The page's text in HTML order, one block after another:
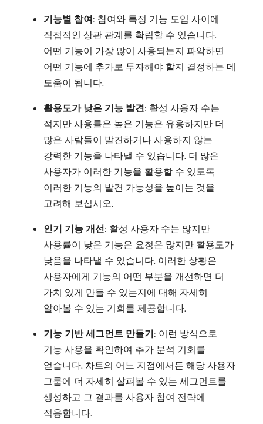
기능별 참여: 참여와 특정 기능 도입 사이에
직접적인 상관 관계를 확립할 수 있습니다.
어떤 기능이 가장 많이 사용되는지 파악하면
어떤 기능에 추가로 투자해야 할지 결정하는 데
도움이 됩니다.
활용도가 낮은 기능 발견: 활성 사용자 수는
적지만 사용률은 높은 기능은 유용하지만 더
많은 사람들이 발견하거나 사용하지 않는
강력한 기능을 나타낼 수 있습니다. 더 많은
사용자가 이러한 기능을 활용할 수 있도록
이러한 기능의 발견 가능성을 높이는 것을
고려해 보십시오.
인기 기능 개선: 활성 사용자 수는 많지만
사용률이 낮은 기능은 요청은 많지만 활용도가
낮음을 나타낼 수 있습니다. 이러한 상황은
사용자에게 기능의 어떤 부분을 개선하면 더
가치 있게 만들 수 있는지에 대해 자세히
알아볼 수 있는 기회를 제공합니다.
기능 기반 세그먼트 만들기: 이런 방식으로
기능 사용을 확인하여 추가 분석 기회를
얻습니다. 차트의 어느 지점에서든 해당 사용자
그룹에 더 자세히 살펴볼 수 있는 세그먼트를
생성하고 그 결과를 사용자 참여 전략에
적용합니다.